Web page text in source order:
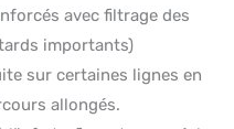
avec filtrage des
importants)
sur certaines lignes en
allongés.